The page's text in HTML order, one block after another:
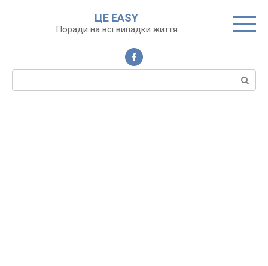
ЦЕ EASY
Поради на всі випадки життя
Пошук: